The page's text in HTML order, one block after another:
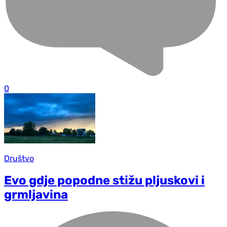
0
Društvo
Evo gdje popodne stižu pljuskovi i
grmljavina